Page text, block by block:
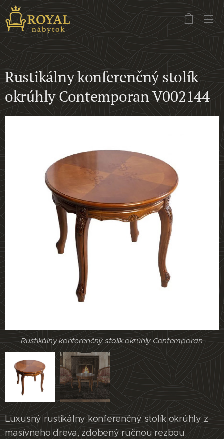
Rustikálny konferenčný stolík
okrúhly Contemporan V002144
Rustikálny konferenčný stolík okrúhly Contemporan
Rustikálny konferenčný stolík okrúhly Contemporan
Luxusný rustikálny konferenčný stolík okrúhly z
masívneho dreva, zdobený ručnou rezbou.